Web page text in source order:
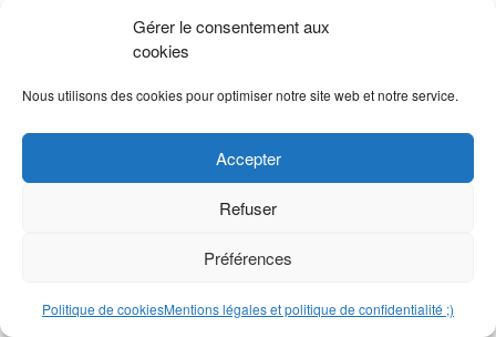
Gérer le consentement aux
cookies
Nous utilisons des cookies pour optimiser notre site web et notre service.
Accepter
Refuser
Préférences
Politique de cookiesMentions légales et politique de confidentialité ;)